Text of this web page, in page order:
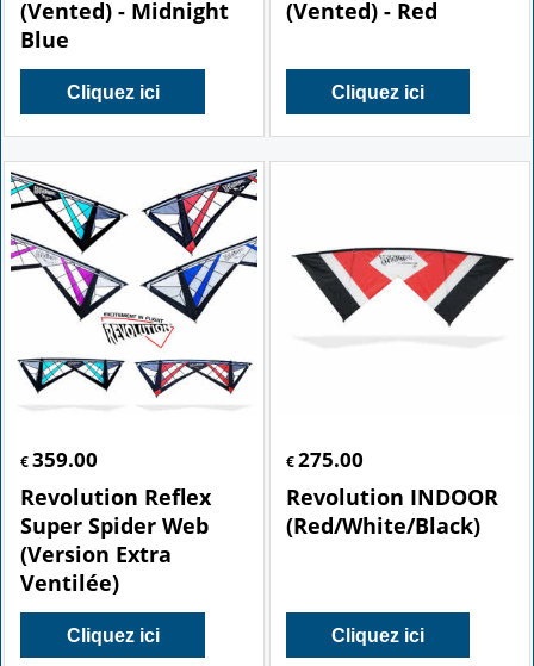
(Vented) - Midnight
Blue
Cliquez ici
(Vented) - Red
Cliquez ici
€ 359.00
Revolution Reflex
Super Spider Web
(Version Extra
Ventilée)
Cliquez ici
€275.00
Revolution INDOOR
(Red/White/Black)
Cliquez ici